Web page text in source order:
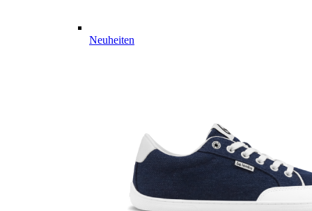
Neuheiten